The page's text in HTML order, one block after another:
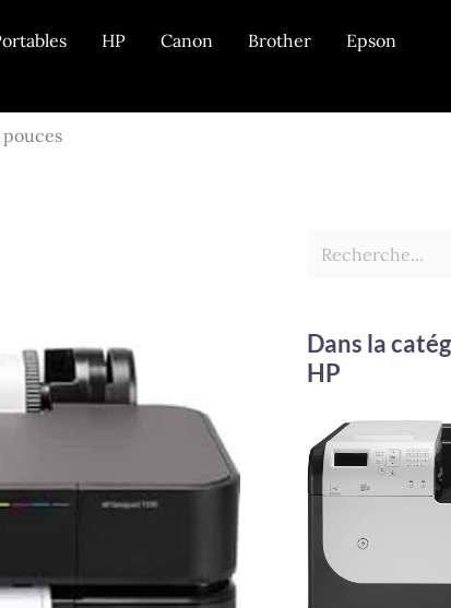
HP Canon Brother
Epson
Dans la
HP